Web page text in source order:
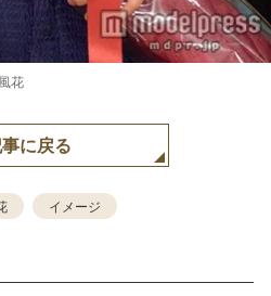
花
に戻る
イメージ